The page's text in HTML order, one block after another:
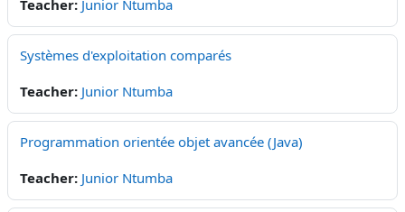
Teacher: Junior Ntumba
Systèmes d'exploitation comparés
Teacher: Junior Ntumba
Programmation orientée objet avancée (Java)
Teacher: Junior Ntumba